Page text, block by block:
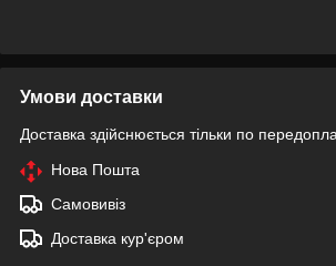
Умови доставки
Доставка здійснюється тільки по
Нова Пошта
Самовивіз
Доставка кур'єром